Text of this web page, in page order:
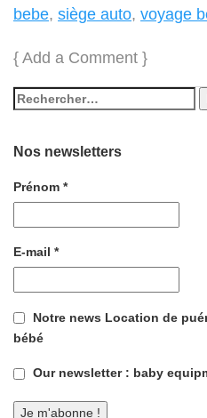
bebe, siège auto, voyage
{ Add a Comment }
Nos newsletters
Prénom *
E-mail *
Notre news Location de
bébé
Our newsletter : baby